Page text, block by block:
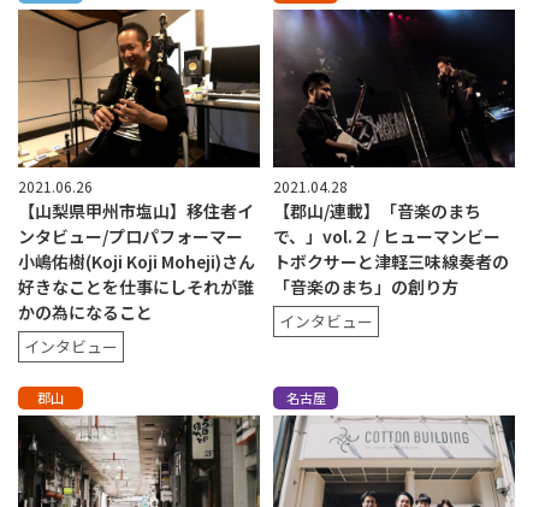
2021.06.26
【山梨県甲州市塩山】移住者イ
ンタビュー/プロパフォーマー
小嶋佑樹(Koji Koji Moheji)さん
好きなことを仕事にしそれが誰
かの為になること
インタビュー
2021.04.28
【郡山/連載】「音楽のまち
で、」vol.２ / ヒューマンビー
トボクサーと津軽三味線奏者の
「音楽のまち」の創り方
インタビュー
郡山 名古屋